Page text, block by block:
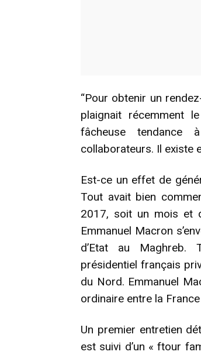
“Pour obtenir un
plaignait récemment
fâcheuse tendance
collaborateurs. Il existe
Est-ce un effet de
Tout avait bien
2017, soit un mois et
Emmanuel Macron
d’Etat au Maghreb.
présidentiel français
du Nord. Emmanuel
ordinaire entre la
Un premier entretien
est suivi d’un « ftour